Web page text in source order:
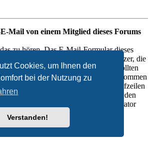
Cookies, um Ihnen den
bei der Nutzung zu
Verstanden!
Mail von einem Mitglied dieses Forums
zu hören. Das E-Mail-Formular dieses
Sicherheitsvorkehrungen, die Benutzer, die
senden, identifizieren sollen. Sie sollten
die komplette E-Mail, die Sie bekommen
Dabei ist es ganz wichtig, die Kopfzeilen
Diese enthalten Details über den
E-Mail verschickt hat. Der Administrator
reagieren.